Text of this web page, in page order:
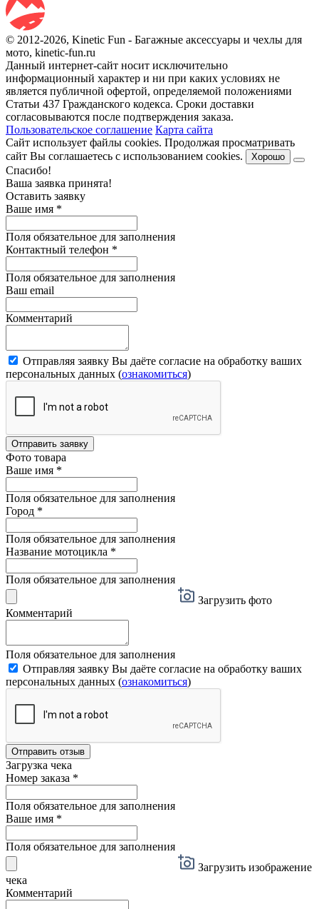
© 2012-2026, Kinetic Fun - Багажные аксессуары и чехлы для
мото, kinetic-fun.ru
Данный интернет-сайт носит исключительно
информационный характер и ни при каких условиях не
является публичной офертой, определяемой положениями
Статьи 437 Гражданского кодекса. Сроки доставки
согласовываются после подтверждения заказа.
Пользовательское соглашение Карта сайта
Сайт использует файлы cookies. Продолжая просматривать
сайт Вы соглашаетесь с использованием cookies.
Хорошо
Спасибо!
Ваша заявка принята!
Оставить заявку
Ваше имя *
Поля обязательное для заполнения
Контактный телефон *
Поля обязательное для заполнения
Ваш email
Комментарий
Отправляя заявку Вы даёте согласие на обработку ваших
персональных данных (ознакомиться)
Отправить заявку
Фото товара
Ваше имя *
Поля обязательное для заполнения
Город *
Поля обязательное для заполнения
Название мотоцикла *
Поля обязательное для заполнения
Загрузить фото
Комментарий
Поля обязательное для заполнения
Отправляя заявку Вы даёте согласие на обработку ваших
персональных данных (ознакомиться)
Отправить отзыв
Загрузка чека
Номер заказа *
Поля обязательное для заполнения
Ваше имя *
Поля обязательное для заполнения
Загрузить изображение
чека
Комментарий